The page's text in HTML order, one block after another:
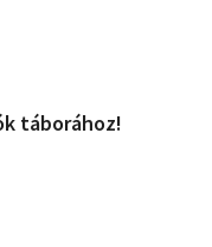
táborához!